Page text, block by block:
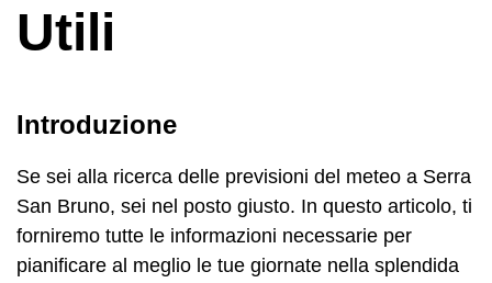
Utili
Introduzione
Se sei alla ricerca delle previsioni del meteo a Serra
San Bruno, sei nel posto giusto. In questo articolo, ti
forniremo tutte le informazioni necessarie per
pianificare al meglio le tue giornate nella splendida